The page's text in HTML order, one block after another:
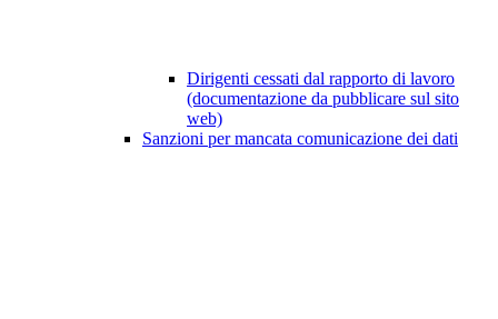
Dirigenti cessati dal rapporto di lavoro
(documentazione da pubblicare sul sito
web)
Sanzioni per mancata comunicazione dei dati